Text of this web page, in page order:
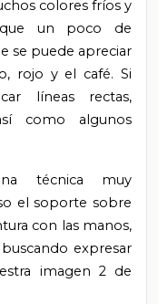
colores fríos y
un poco de
se puede apreciar
rojo y el café. Si
líneas rectas,
como algunos
técnica muy
el soporte sobre
con las manos,
expresar
imagen 2 de